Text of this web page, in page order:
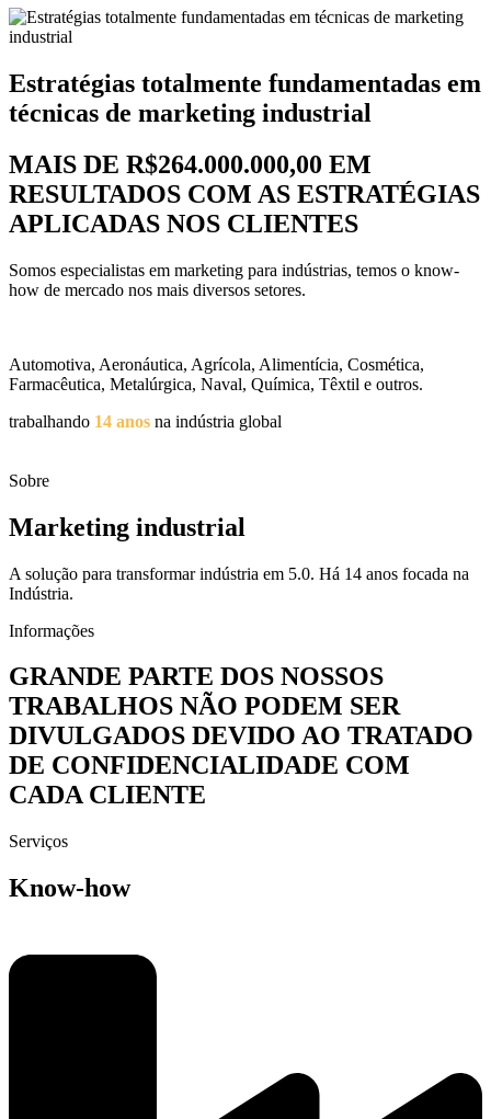
Estratégias totalmente fundamentadas em
técnicas de marketing industrial
MAIS DE R$264.000.000,00 EM
RESULTADOS COM AS ESTRATÉGIAS
APLICADAS NOS CLIENTES
Somos especialistas em marketing para indústrias, temos o know-
how de mercado nos mais diversos setores.
Automotiva, Aeronáutica, Agrícola, Alimentícia, Cosmética,
Farmacêutica, Metalúrgica, Naval, Química, Têxtil e outros.
trabalhando 14 anos na indústria global
Sobre
Marketing industrial
A solução para transformar indústria em 5.0. Há 14 anos focada na
Indústria.
Informações
GRANDE PARTE DOS NOSSOS
TRABALHOS NÃO PODEM SER
DIVULGADOS DEVIDO AO TRATADO
DE CONFIDENCIALIDADE COM
CADA CLIENTE
Serviços
Know-how